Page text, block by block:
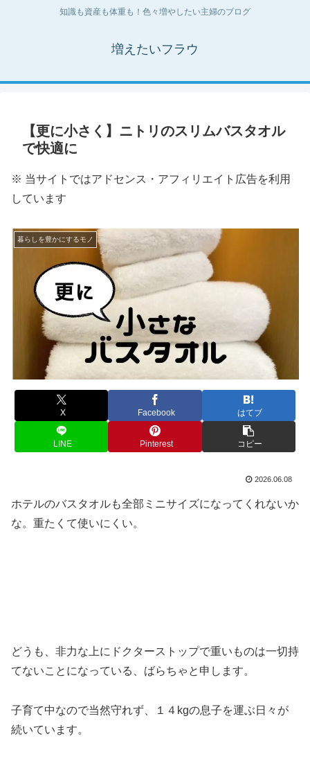
知識も資産も体重も！色々増やしたい主婦のブログ
増えたいフラウ
【更に小さく】ニトリのスリムバスタオル
で快適に
※ 当サイトではアドセンス・アフィリエイト広告を利用
しています
暮らしを豊かにするモノ
X Facebook はてブ
LINE Pinterest コピー
2026.06.08
ホテルのバスタオルも全部ミニサイズになってくれないか
な。重たくて使いにくい。
どうも、非力な上にドクターストップで重いものは一切持
てないことになっている、ばらちゃと申します。
子育て中なので当然守れず、１４kgの息子を運ぶ日々が
続いています。